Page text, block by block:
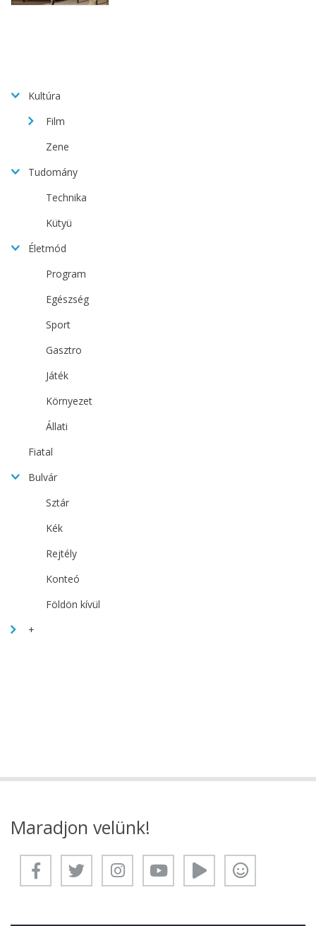
Kultúra
Film
Zene
Tudomány
Technika
Kütyü
Életmód
Program
Egészség
Sport
Gasztro
Játék
Környezet
Állati
Fiatal
Bulvár
Sztár
Kék
Rejtély
Konteó
Földön kívül
+
Maradjon velünk!